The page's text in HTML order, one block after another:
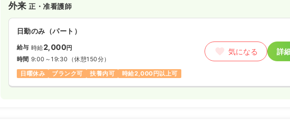
外来正・准看護師
日勤のみ（パート）
給与 時給2,000円
時間 9:00～19:30 （休憩150分）
日曜休み
ブランク可 扶養内可 時給2,000円以上可
気になる 詳